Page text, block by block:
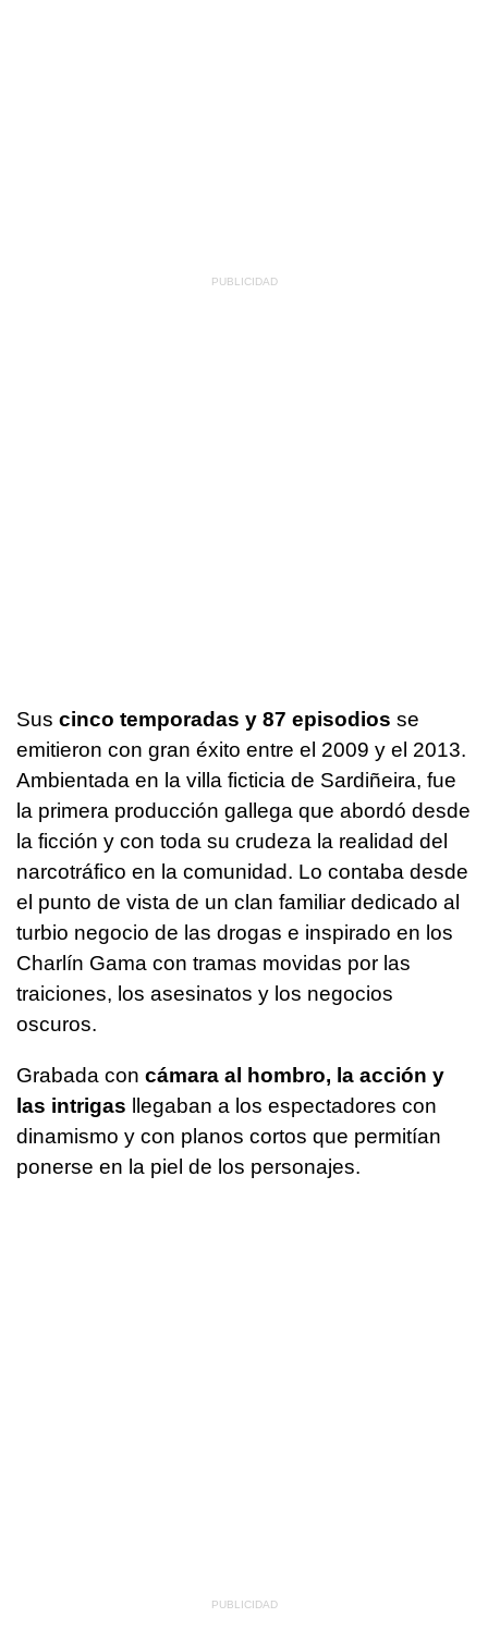
Sus cinco temporadas y 87 episodios se
emitieron con gran éxito entre el 2009 y el 2013.
Ambientada en la villa ficticia de Sardiñeira, fue
la primera producción gallega que abordó desde
la ficción y con toda su crudeza la realidad del
narcotráfico en la comunidad. Lo contaba desde
el punto de vista de un clan familiar dedicado al
turbio negocio de las drogas e inspirado en los
Charlín Gama con tramas movidas por las
traiciones, los asesinatos y los negocios
oscuros.
Grabada con cámara al hombro, la acción y
las intrigas llegaban a los espectadores con
dinamismo y con planos cortos que permitían
ponerse en la piel de los personajes.